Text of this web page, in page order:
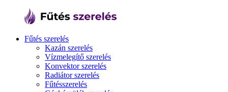
Fűtés szerelés
Kazán szerelés
Vízmelegítő szerelés
Konvektor szerelés
Radiátor szerelés
Fűtésszerelés